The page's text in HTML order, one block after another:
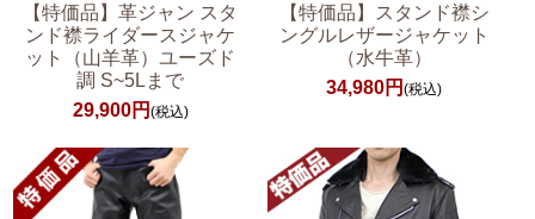
【特価品】革ジャン スタ
ンド襟ライダースジャケ
ット（山羊革）ユーズド
調 S~5Lまで
29,900円 (税込)
【特価品】スタンド襟シ
ングルレザージャケット
（水牛革）
34,980円(税込)